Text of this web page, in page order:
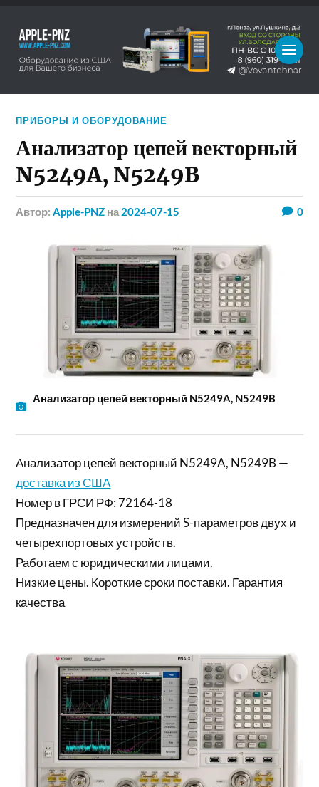
ПРИБОРЫ И ОБОРУДОВАНИЕ
Анализатор цепей векторный
N5249A, N5249B
Автор:Apple-PNZ на 2024-07-15 0
Анализатор цепей векторный N5249A, N5249B
Анализатор цепей векторный N5249A, N5249B —
доставка из США
Номер в ГРСИ РФ: 72164-18
Предназначен для измерений S-параметров двух и
четырехпортовых устройств.
Работаем с юридическими лицами.
Низкие цены. Короткие сроки поставки. Гарантия
качества